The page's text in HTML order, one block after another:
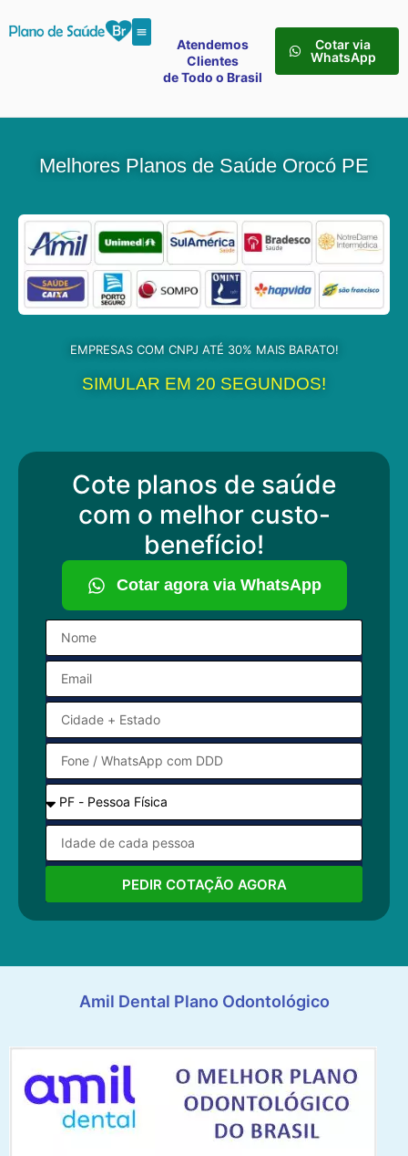
Atendemos
Clientes
de Todo o Brasil
Cotar via
WhatsApp
Melhores Planos de Saúde Orocó PE
EMPRESAS COM CNPJ ATÉ 30% MAIS BARATO!
SIMULAR EM 20 SEGUNDOS!
Cote planos de saúde
com o melhor custo-
benefício!
Cotar agora via WhatsApp
PEDIR COTAÇÃO AGORA
Amil Dental Plano Odontológico